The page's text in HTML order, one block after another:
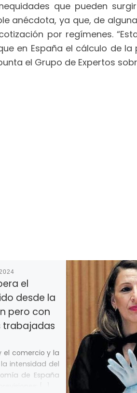
que pueden
anécdota, ya que, de
por regímenes.
en España el cálculo de
el Grupo de Expertos
el
desde la
pero con
trabajadas
el comercio y la
intensidad del
de España